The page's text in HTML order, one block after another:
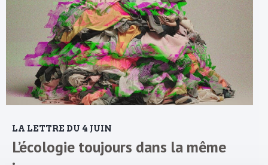
LA LETTRE DU 4 JUIN
L’écologie toujours dans la même